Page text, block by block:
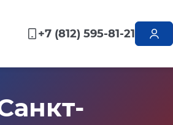
+7 (812) 595-81-21